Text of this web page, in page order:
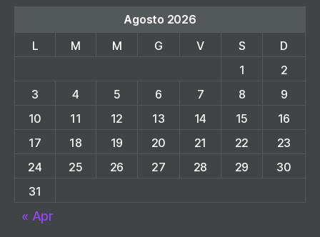
Agosto 2026
L
M M G V S
D
1
2
3
4 5 6 7 8
9
10
11 12 13 14 15
16
17
18 19 20 21 22
23
24
25 26 27 28 29
30
31
« Apr